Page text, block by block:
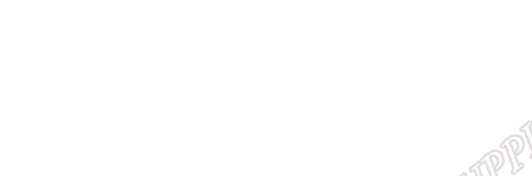
<h6 style= “font-size: 13px; font-weight: 600;